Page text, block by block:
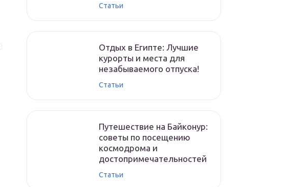
Статьи
Отдых в Египте: Лучшие
курорты и места для
незабываемого отпуска!
Статьи
Путешествие на Байконур:
советы по посещению
космодрома и
достопримечательностей
Статьи